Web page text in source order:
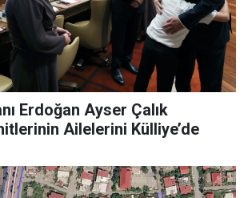
Erdoğan Ayser Çalık
Ailelerini Külliye’de